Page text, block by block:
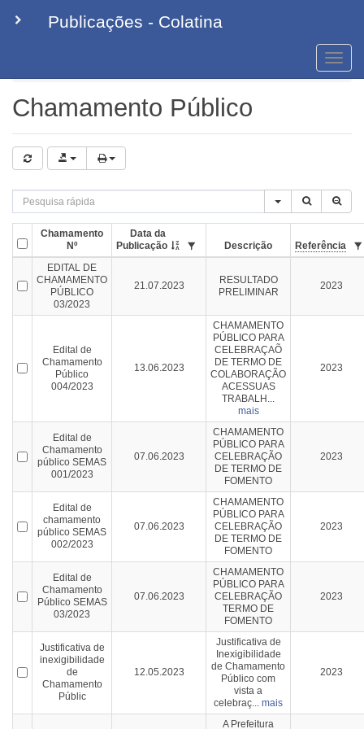
Publicações - Colatina
Toggle
Chamamento Público
Chamamento
Nº
Data da
Publicação
Descrição
Referência
EDITAL DE
CHAMAMENTO
PÚBLICO
03/2023
21.07.2023
RESULTADO
PRELIMINAR
2023
Edital de
Chamamento
Público
004/2023
13.06.2023
CHAMAMENTO
PÚBLICO PARA
CELEBRAÇAÕ
DE TERMO DE
COLABORAÇÃO
ACESSUAS
TRABALH...
mais
2023
Edital de
Chamamento
público SEMAS
001/2023
07.06.2023
CHAMAMENTO
PÚBLICO PARA
CELEBRAÇÃO
DE TERMO DE
FOMENTO
2023
Edital de
chamamento
público SEMAS
002/2023
07.06.2023
CHAMAMENTO
PÚBLICO PARA
CELEBRAÇÃO
DE TERMO DE
FOMENTO
2023
Edital de
Chamamento
Público SEMAS
03/2023
07.06.2023
CHAMAMENTO
PÚBLICO PARA
CELEBRAÇÃO
TERMO DE
FOMENTO
2023
Justificativa de
inexigibilidade
de
Chamamento
Públic
12.05.2023
Justificativa de
Inexigibilidade
de Chamamento
Público com
vista a
celebraç... mais
2023
A Prefeitura